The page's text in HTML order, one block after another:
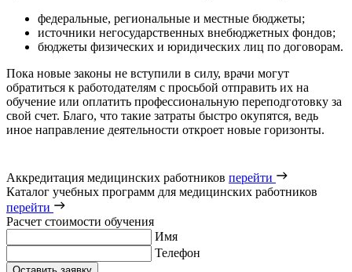
федеральные, региональные и местные бюджеты;
источники негосударственных внебюджетных фондов;
бюджеты физических и юридических лиц по договорам.
Пока новые законы не вступили в силу, врачи могут
обратиться к работодателям с просьбой отправить их на
обучение или оплатить профессиональную переподготовку за
свой счет. Благо, что такие затраты быстро окупятся, ведь
иное направление деятельности откроет новые горизонты.
Аккредитация медицинских работников перейти
Каталог учебных программ для медицинских работников
перейти
Расчет стоимости обучения
Имя
Телефон